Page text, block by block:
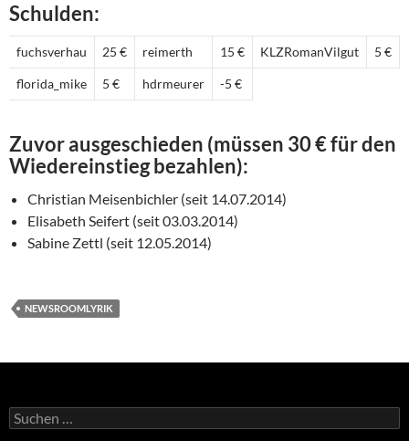
Schulden:
fuchsverhau 25 € reimerth 15 € KLZRomanVilgut 5 €
florida_mike 5 € hdrmeurer -5 €
Zuvor ausgeschieden (müssen 30 € für den
Wiedereinstieg bezahlen):
Christian Meisenbichler (seit 14.07.2014)
Elisabeth Seifert (seit 03.03.2014)
Sabine Zettl (seit 12.05.2014)
NEWSROOMLYRIK
Suchen
nach: